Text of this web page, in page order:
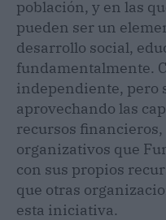
población, y en las
pueden ser un
desarrollo social,
fundamentalmente.
independiente, pero
aprovechando las
recursos
organizativos que
con sus propios
que otras
esta iniciativa.